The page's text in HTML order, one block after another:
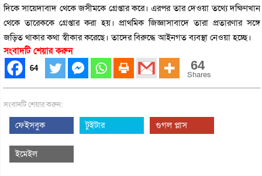
দিকে সায়েদাবাদ থেকে জসীমকে গ্রেপ্তার করে। এরপর তার দেওয়া তথ্যে দক্ষিণখান
থেকে তারেককে গ্রেপ্তার করা হয়। প্রাথমিক জিজ্ঞাসাবাদে তারা প্রতারণার সঙ্গে
জড়িত থাকার কথা স্বীকার করেছে। তাদের বিরুদ্ধে আইনগত ব্যবস্থা নেওয়া হচ্ছে।
সংবাদটি শেয়ার করুন
64 64
Shares
সংবাদটি শেয়ার করুন:
ফেইসবুক টুইটার গুগল প্লাস
ইমেইল